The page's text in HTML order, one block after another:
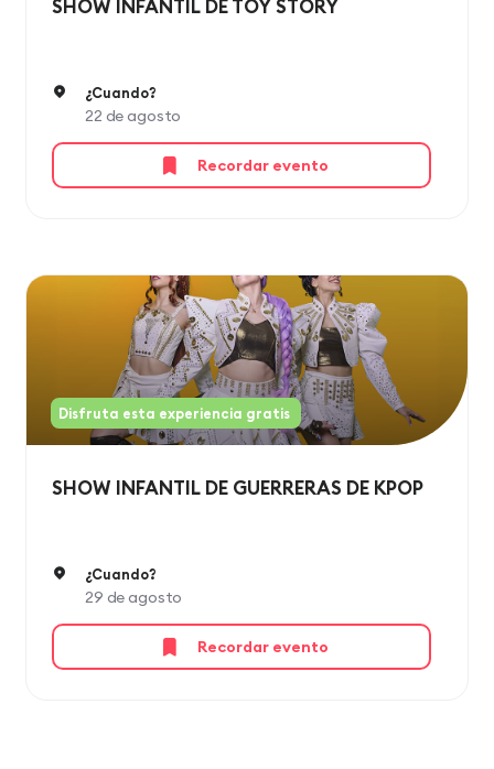
SHOW INFANTIL DE TOY STORY ​
¿Cuando?
22 de agosto
Recordar evento
Disfruta esta experiencia gratis
SHOW INFANTIL DE GUERRERAS DE KPOP
¿Cuando?
29 de agosto
Recordar evento